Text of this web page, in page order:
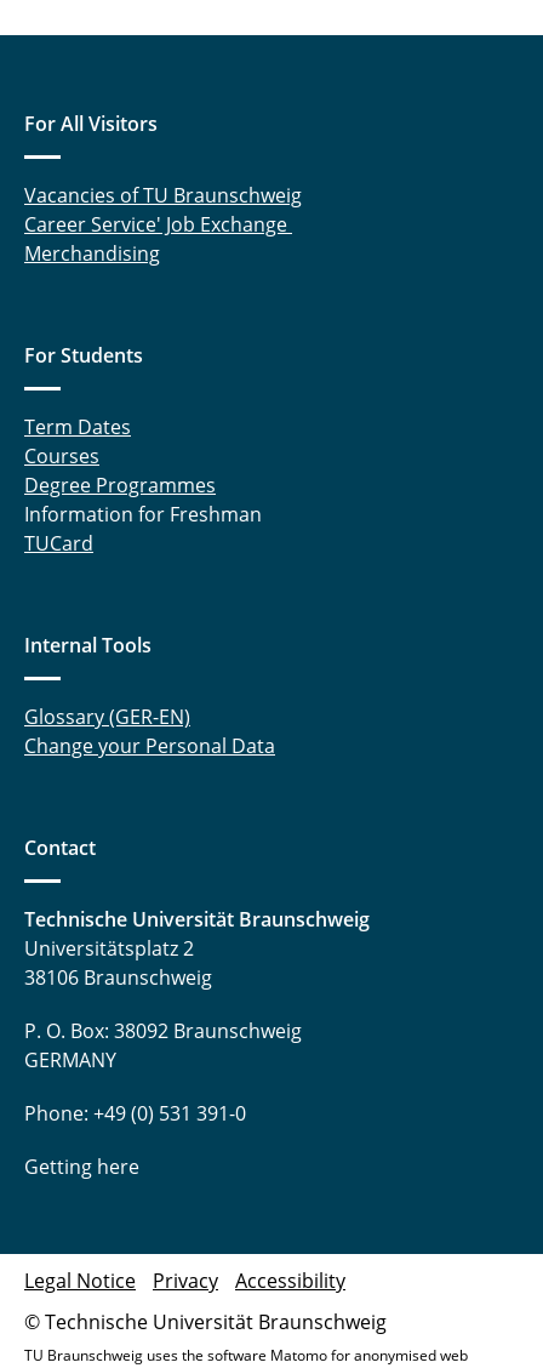
Graber Benedikt
Herman Robin
Hoffmann Melanie
Jackmann Cedric
Jelden Timo
Jennert Torben
Kurrat Christiane
Liebsch Quentin
Lüdecke Marcel
Meinert Michel
Nebelsiek Marvin
Niehs Eike
Pöschl Sofie
Preißner Kevin
For All Visitors
Vacancies of TU Braunschweig
Career Service' Job Exchange
Merchandising
For Students
Term Dates
Courses
Degree Programmes
Information for Freshman
TUCard
Internal Tools
Glossary (GER-EN)
Change your Personal Data
Contact
Technische Universität Braunschweig
Universitätsplatz 2
38106 Braunschweig
P. O. Box: 38092 Braunschweig
GERMANY
Phone: +49 (0) 531 391-0
Getting here
© Technische Universität Braunschweig
Legal Notice Privacy Accessibility
TU Braunschweig uses the software Matomo for anonymised web